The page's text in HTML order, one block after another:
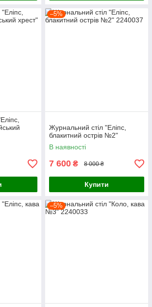
–5%
Журнальний стіл "Еліпс,
блакитний острів №2"
В наявності
7 600 ₴ 8 000 ₴
Купити
–5%